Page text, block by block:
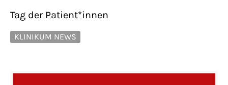
Tag der Patient*innen
KLINIKUM NEWS